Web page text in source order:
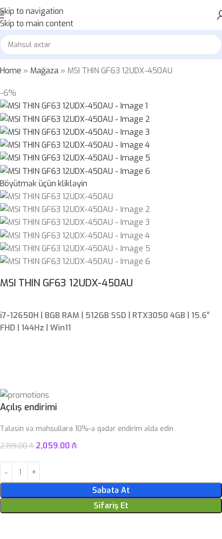
Skip to navigation
Skip to main content
Home » Mağaza » MSI THIN GF63 12UDX-450AU
-6%
Böyütmək üçün klikləyin
MSI THIN GF63 12UDX-450AU
i7-12650H | 8GB RAM | 512GB SSD | RTX3050 4GB | 15.6″
FHD | 144Hz | Win11
Açılış endirimi
Tələsin və məhsullara 10%-ə qədər endirim əldə edin
2,199.00₼ 2,059.00 ₼
Səbətə At
Sifariş Et